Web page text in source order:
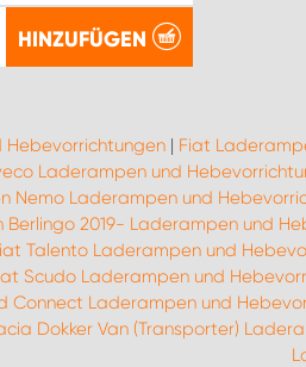
HINZUFÜGEN
| Fiat
Laderampen und
Nemo Laderampen und
Berlingo 2019- Laderampen und
Talento Laderampen und
Scudo Laderampen und
Connect Laderampen und
Dokker Van (Transporter)